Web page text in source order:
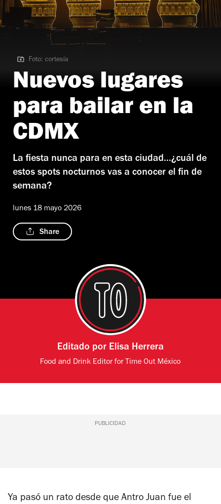
Foto: cortesía | Giorgio
Foto: cortesía
Nuevos lugares
para bailar en la
CDMX
La fiesta nunca para en esta ciudad...¿cuál de
estos spots nocturnos vas a conocer el fin de
semana?
lunes 18 mayo 2026
Share
Editado por Elisa Herrera
Food and Drink Editor for Time Out México
PUBLICIDAD
Ya pasó un rato desde que Antro Juan fue el